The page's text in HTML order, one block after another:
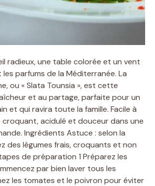
radieux, une table colorée et un vent
parfums de la Méditerranée. La
ou « Slata Tounsia », est cette
et au partage, parfaite pour un
et qui ravira toute la famille. Facile à
croquant, acidulé et douceur dans une
Ingrédients Astuce : selon la
des légumes frais, croquants et non
de préparation 1 Préparez les
par bien laver tous les
les tomates et le poivron pour éviter